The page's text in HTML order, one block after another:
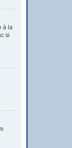
à la
si